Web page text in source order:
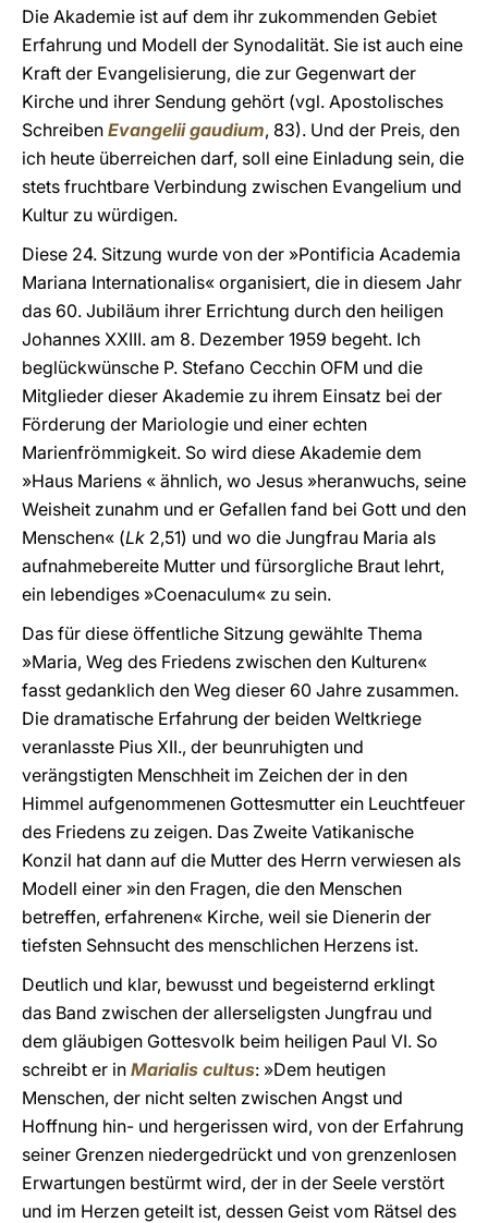
Die Akademie ist auf dem ihr zukommenden Gebiet
Erfahrung und Modell der Synodalität. Sie ist auch eine
Kraft der Evangelisierung, die zur Gegenwart der
Kirche und ihrer Sendung gehört (vgl. Apostolisches
Schreiben Evangelii gaudium, 83). Und der Preis, den
ich heute überreichen darf, soll eine Einladung sein, die
stets fruchtbare Verbindung zwischen Evangelium und
Kultur zu würdigen.
Diese 24. Sitzung wurde von der »Pontificia Academia
Mariana Internationalis« organisiert, die in diesem Jahr
das 60. Jubiläum ihrer Errichtung durch den heiligen
Johannes XXIII. am 8. Dezember 1959 begeht. Ich
beglückwünsche P. Stefano Cecchin OFM und die
Mitglieder dieser Akademie zu ihrem Einsatz bei der
Förderung der Mariologie und einer echten
Marienfrömmigkeit. So wird diese Akademie dem
»Haus Mariens « ähnlich, wo Jesus »heranwuchs, seine
Weisheit zunahm und er Gefallen fand bei Gott und den
Menschen« (Lk 2,51) und wo die Jungfrau Maria als
aufnahmebereite Mutter und fürsorgliche Braut lehrt,
ein lebendiges »Coenaculum« zu sein.
Das für diese öffentliche Sitzung gewählte Thema
»Maria, Weg des Friedens zwischen den Kulturen«
fasst gedanklich den Weg dieser 60 Jahre zusammen.
Die dramatische Erfahrung der beiden Weltkriege
veranlasste Pius XII., der beunruhigten und
verängstigten Menschheit im Zeichen der in den
Himmel aufgenommenen Gottesmutter ein Leuchtfeuer
des Friedens zu zeigen. Das Zweite Vatikanische
Konzil hat dann auf die Mutter des Herrn verwiesen als
Modell einer »in den Fragen, die den Menschen
betreffen, erfahrenen« Kirche, weil sie Dienerin der
tiefsten Sehnsucht des menschlichen Herzens ist.
Deutlich und klar, bewusst und begeisternd erklingt
das Band zwischen der allerseligsten Jungfrau und
dem gläubigen Gottesvolk beim heiligen Paul VI. So
schreibt er in Marialis cultus: »Dem heutigen
Menschen, der nicht selten zwischen Angst und
Hoffnung hin- und hergerissen wird, von der Erfahrung
seiner Grenzen niedergedrückt und von grenzenlosen
Erwartungen bestürmt wird, der in der Seele verstört
und im Herzen geteilt ist, dessen Geist vom Rätsel des